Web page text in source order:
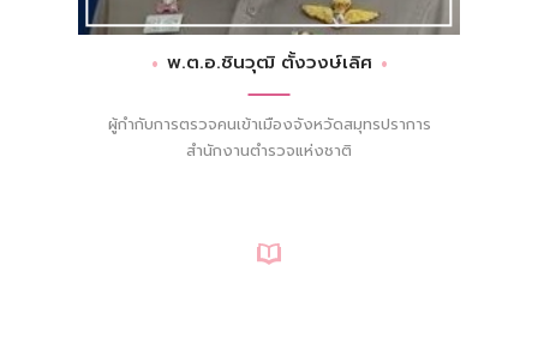
พ.ต.อ.ชินวุฒิ ตั้งวงษ์เลิศ
ผู้กำกับการตรวจคนเข้าเมืองจังหวัดสมุทรปราการ
สำนักงานตำรวจแห่งชาติ